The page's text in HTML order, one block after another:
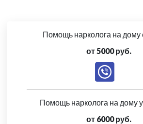
Помощь нарколога на дому
от 5000 руб.
Помощь нарколога на дому
от 6000 руб.